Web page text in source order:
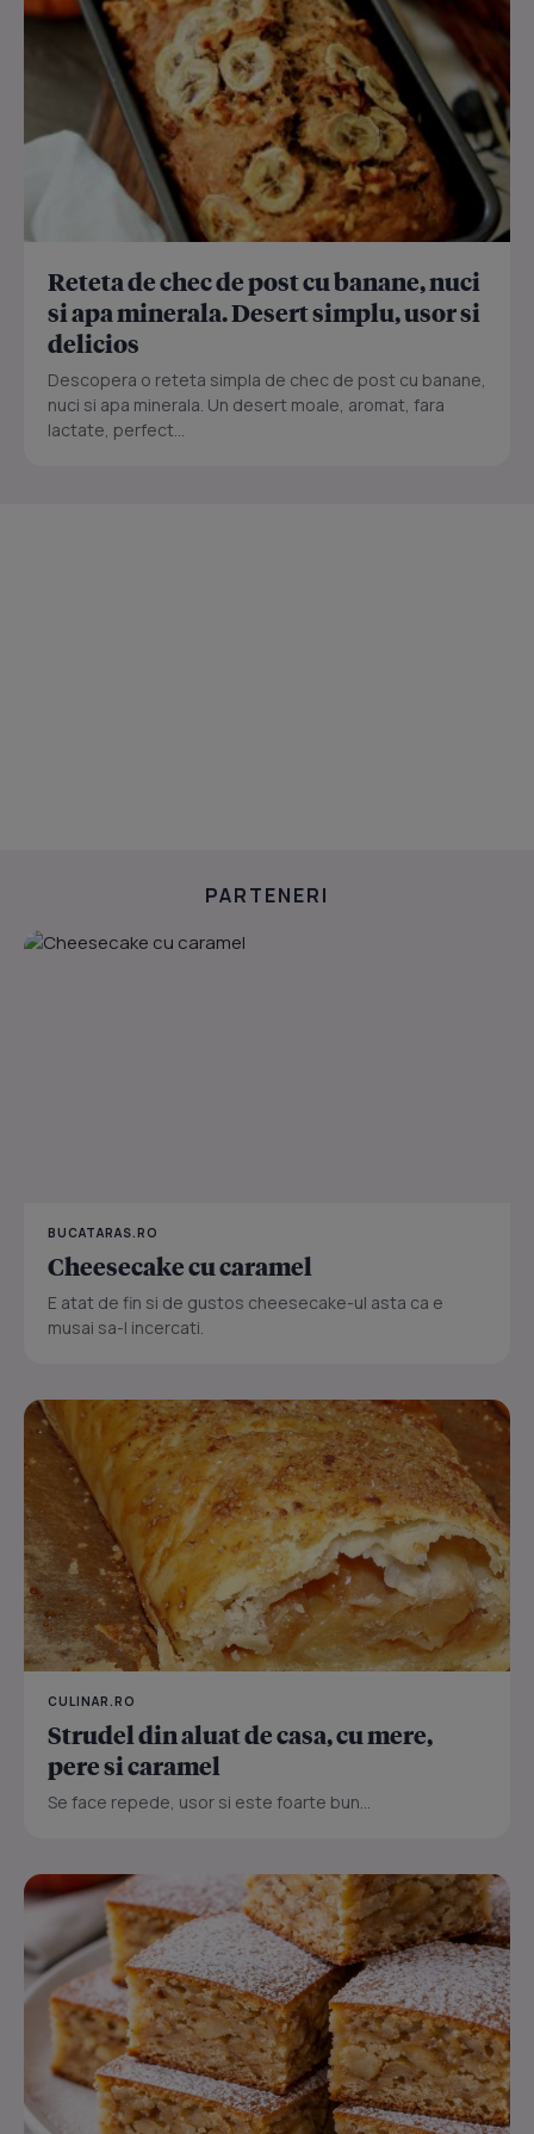
Reteta de chec de post cu banane, nuci
si apa minerala. Desert simplu, usor si
delicios
Descopera o reteta simpla de chec de post cu banane,
nuci si apa minerala. Un desert moale, aromat, fara
lactate, perfect...
PARTENERI
BUCATARAS.RO
Cheesecake cu caramel
E atat de fin si de gustos cheesecake-ul asta ca e
musai sa-l incercati.
CULINAR.RO
Strudel din aluat de casa, cu mere,
pere si caramel
Se face repede, usor si este foarte bun...